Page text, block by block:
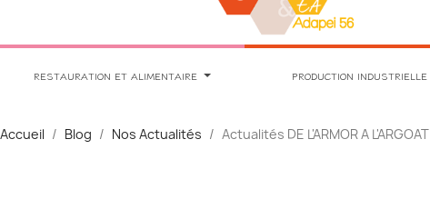
RESTAURATION ET ALIMENTAIRE PRODUCTION INDUSTRIELLE
Accueil Blog Nos Actualités Actualités DE L'ARMOR A L'ARGOAT